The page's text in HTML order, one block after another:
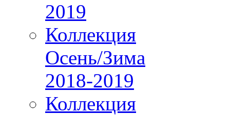
2019
Коллекция
Осень/Зима
2018-2019
Коллекция